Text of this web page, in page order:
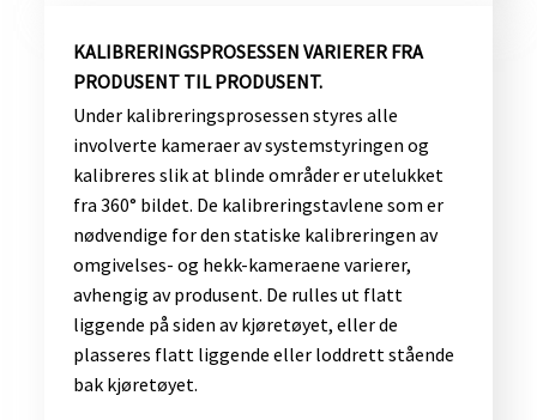
​KALIBRERINGSPROSESSEN VARIERER FRA
PRODUSENT TIL PRODUSENT.
Under kalibreringsprosessen styres alle
involverte kameraer av systemstyringen og
kalibreres slik at blinde områder er utelukket
fra 360° bildet. De kalibreringstavlene som er
nødvendige for den statiske kalibreringen av
omgivelses- og hekk-kameraene varierer,
avhengig av produsent. De rulles ut flatt
liggende på siden av kjøretøyet, eller de
plasseres flatt liggende eller loddrett stående
bak kjøretøyet.